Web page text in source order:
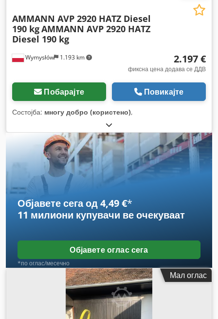
Wymysłów 1.193 km
AMMANN AVP 2920 HATZ Diesel
190 kgAMMANN AVP 2920 HATZ
Diesel 190 kg
2.197 €
фиксна цена додава се ДДВ
Побарајте Повикајте
Состојба: многу добро (користено),
Објавете сега од 4,49 €*
11 милиони купувачи ве очекуваат
Објавете оглас сега
*по оглас/месечно
Мал оглас